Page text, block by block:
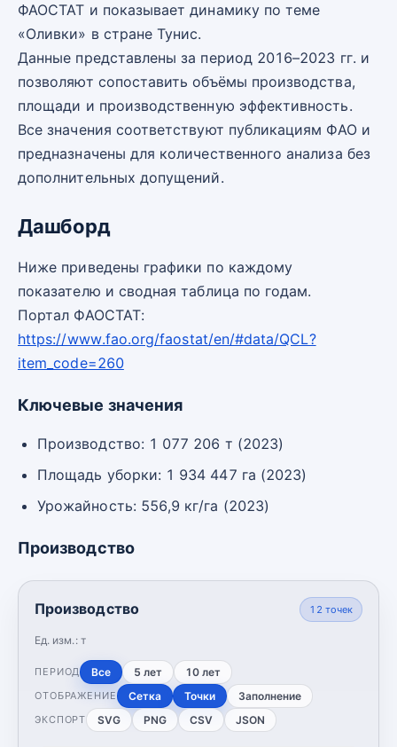
ФАОСТАТ и показывает динамику по теме
«Оливки» в стране Тунис.
Данные представлены за период 2016–2023 гг. и
позволяют сопоставить объёмы производства,
площади и производственную эффективность.
Все значения соответствуют публикациям ФАО и
предназначены для количественного анализа без
дополнительных допущений.
Дашборд
Ниже приведены графики по каждому
показателю и сводная таблица по годам.
Портал ФАОСТАТ:
https://www.fao.org/faostat/en/#data/QCL?
item_code=260
Ключевые значения
Производство: 1 077 206 т (2023)
Площадь уборки: 1 934 447 га (2023)
Урожайность: 556,9 кг/га (2023)
Производство
Производство
Ед. изм.: т
12 точек
ПЕРИОД Все 5 лет 10 лет
ОТОБРАЖЕНИЕ Сетка Точки Заполнение
ЭКСПОРТ SVG PNG CSV JSON